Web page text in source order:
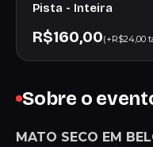
Sobre o
MATO SECO EM
Pista - Inteira
R$160,00(+R$24,00